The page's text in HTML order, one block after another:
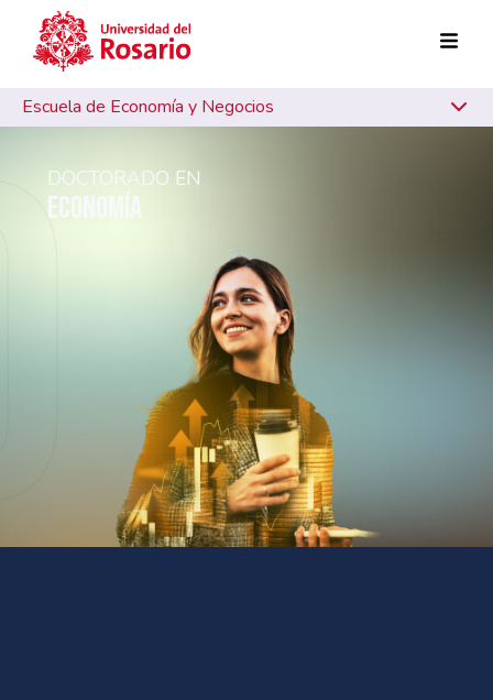
Pasar al contenido principal
Escuela de Economía y Negocios
DOCTORADO EN
ECONOMÍA